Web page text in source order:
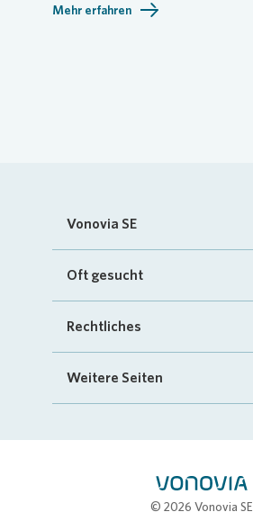
Mehr erfahren
Vonovia SE
Startseite
Investoren
Presse
Oft gesucht
FAQ
„Mein Vonovia“ App
Mein Zuhause
Rechtliches
Impressum
Weitere Seiten
© 2026 Vonovia SE